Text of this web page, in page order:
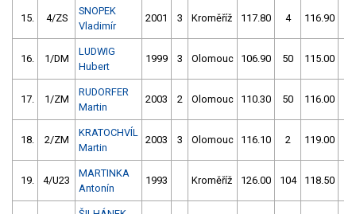
15. 4/ZS
SNOPEK
Vladimír
2001 3 Kroměříž 117.80 4 116.90
16. 1/DM
LUDWIG
Hubert
1999 3 Olomouc 106.90 50 115.00
17. 1/ZM
RUDORFER
Martin
2003 2 Olomouc 110.30 50 116.00
18. 2/ZM
KRATOCHVÍL
Martin
2003 3 Olomouc 116.10 2 119.00
19. 4/U23
MARTINKA
Antonín
1993 Kroměříž 126.00 104 118.50